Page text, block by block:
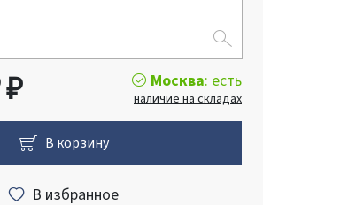
₽ Москва: есть
наличие на складах
В корзину